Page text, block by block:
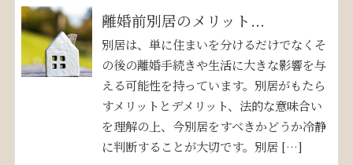
離婚前別居のメリット...
別居は、単に住まいを分けるだけでなくそ
の後の離婚手続きや生活に大きな影響を与
える可能性を持っています。別居がもたら
すメリットとデメリット、法的な意味合い
を理解の上、今別居をすべきかどうか冷静
に判断することが大切です。別居 […]